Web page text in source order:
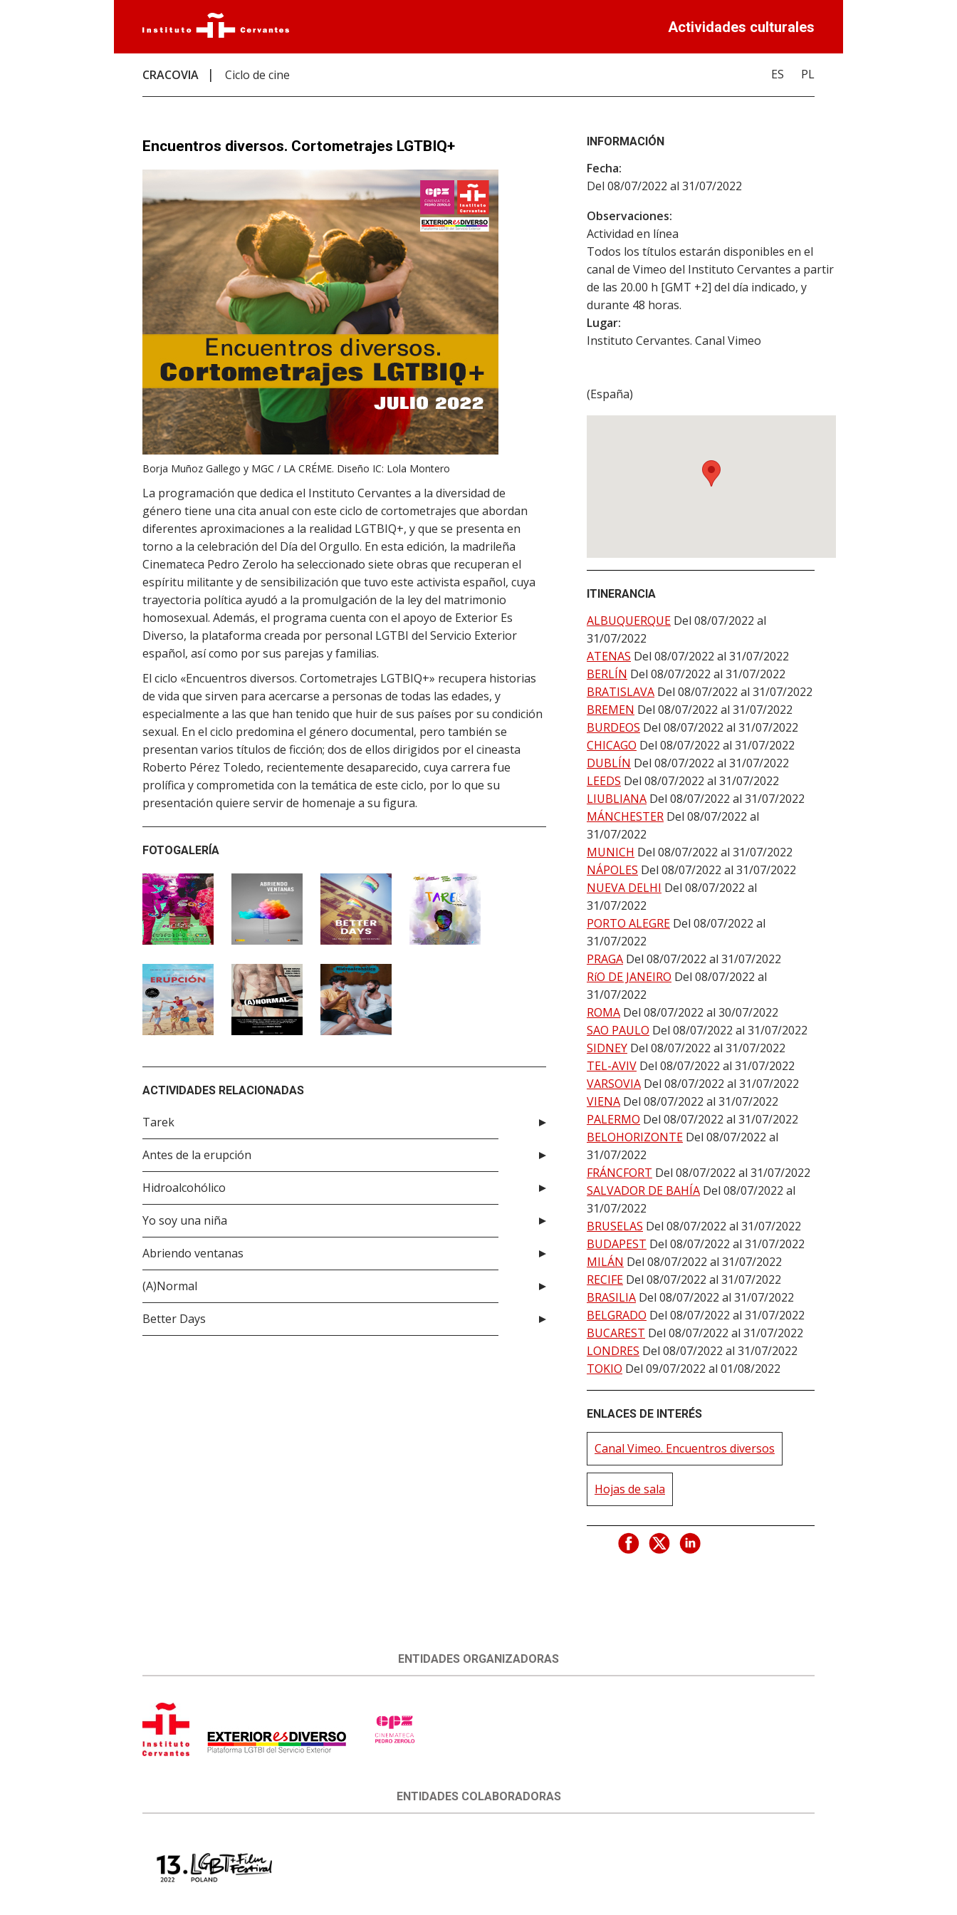
Actividades culturales
CRACOVIA Ciclo de cine ES PL
Encuentros diversos. Cortometrajes LGTBIQ+
Borja Muñoz Gallego y MGC / LA CRÉME. Diseño IC: Lola Montero
La programación que dedica el Instituto Cervantes a la diversidad de
género tiene una cita anual con este ciclo de cortometrajes que abordan
diferentes aproximaciones a la realidad LGTBIQ+, y que se presenta en
torno a la celebración del Día del Orgullo. En esta edición, la madrileña
Cinemateca Pedro Zerolo ha seleccionado siete obras que recuperan el
espíritu militante y de sensibilización que tuvo este activista español, cuya
trayectoria política ayudó a la promulgación de la ley del matrimonio
homosexual. Además, el programa cuenta con el apoyo de Exterior Es
Diverso, la plataforma creada por personal LGTBI del Servicio Exterior
español, así como por sus parejas y familias.
El ciclo «Encuentros diversos. Cortometrajes LGTBIQ+» recupera historias
de vida que sirven para acercarse a personas de todas las edades, y
especialmente a las que han tenido que huir de sus países por su condición
sexual. En el ciclo predomina el género documental, pero también se
presentan varios títulos de ficción; dos de ellos dirigidos por el cineasta
Roberto Pérez Toledo, recientemente desaparecido, cuya carrera fue
prolífica y comprometida con la temática de este ciclo, por lo que su
presentación quiere servir de homenaje a su figura.
FOTOGALERÍA
ACTIVIDADES RELACIONADAS
Tarek
Antes de la erupción
Hidroalcohólico
Yo soy una niña
Abriendo ventanas
(A)Normal
Better Days
INFORMACIÓN
Fecha:
Del 08/07/2022 al 31/07/2022
Observaciones:
Actividad en línea
Todos los títulos estarán disponibles en el
canal de Vimeo del Instituto Cervantes a partir
de las 20.00 h [GMT +2] del día indicado, y
durante 48 horas.
Lugar:
Instituto Cervantes. Canal Vimeo
(España)
ITINERANCIA
ALBUQUERQUE Del 08/07/2022 al
31/07/2022
ATENAS Del 08/07/2022 al 31/07/2022
BERLÍN Del 08/07/2022 al 31/07/2022
BRATISLAVA Del 08/07/2022 al 31/07/2022
BREMEN Del 08/07/2022 al 31/07/2022
BURDEOS Del 08/07/2022 al 31/07/2022
CHICAGO Del 08/07/2022 al 31/07/2022
DUBLÍN Del 08/07/2022 al 31/07/2022
LEEDS Del 08/07/2022 al 31/07/2022
LIUBLIANA Del 08/07/2022 al 31/07/2022
MÁNCHESTER Del 08/07/2022 al
31/07/2022
MUNICH Del 08/07/2022 al 31/07/2022
NÁPOLES Del 08/07/2022 al 31/07/2022
NUEVA DELHI Del 08/07/2022 al
31/07/2022
PORTO ALEGRE Del 08/07/2022 al
31/07/2022
PRAGA Del 08/07/2022 al 31/07/2022
RíO DE JANEIRO Del 08/07/2022 al
31/07/2022
ROMA Del 08/07/2022 al 30/07/2022
SAO PAULO Del 08/07/2022 al 31/07/2022
SIDNEY Del 08/07/2022 al 31/07/2022
TEL-AVIV Del 08/07/2022 al 31/07/2022
VARSOVIA Del 08/07/2022 al 31/07/2022
VIENA Del 08/07/2022 al 31/07/2022
PALERMO Del 08/07/2022 al 31/07/2022
BELOHORIZONTE Del 08/07/2022 al
31/07/2022
FRÁNCFORT Del 08/07/2022 al 31/07/2022
SALVADOR DE BAHÍA Del 08/07/2022 al
31/07/2022
BRUSELAS Del 08/07/2022 al 31/07/2022
BUDAPEST Del 08/07/2022 al 31/07/2022
MILÁN Del 08/07/2022 al 31/07/2022
RECIFE Del 08/07/2022 al 31/07/2022
BRASILIA Del 08/07/2022 al 31/07/2022
BELGRADO Del 08/07/2022 al 31/07/2022
BUCAREST Del 08/07/2022 al 31/07/2022
LONDRES Del 08/07/2022 al 31/07/2022
TOKIO Del 09/07/2022 al 01/08/2022
ENLACES DE INTERÉS
Canal Vimeo. Encuentros diversos
Hojas de sala
ENTIDADES ORGANIZADORAS
ENTIDADES COLABORADORAS